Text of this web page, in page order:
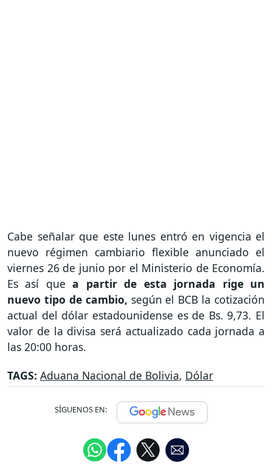
Cabe señalar que este lunes entró en vigencia el
nuevo régimen cambiario flexible anunciado el
viernes 26 de junio por el Ministerio de Economía.
Es así quea partir de esta jornada rige un
nuevo tipo de cambio, según el BCB la cotización
actual del dólar estadounidense es de Bs. 9,73. El
valor de la divisa será actualizado cada jornada a
las 20:00 horas.
TAGS: Aduana Nacional de Bolivia, Dólar
SÍGUENOS EN: